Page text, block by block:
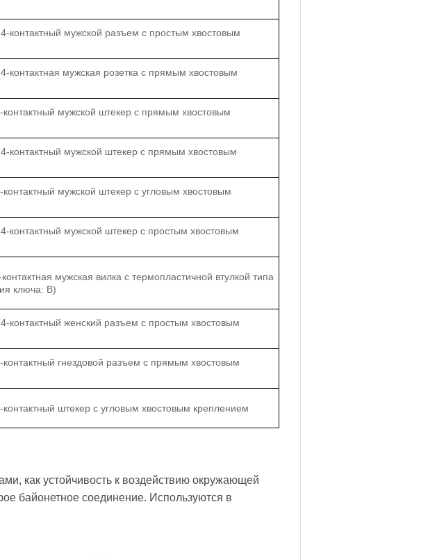
мужской разъем с простым хвостовым
мужская розетка с прямым хвостовым
мужской штекер с прямым хвостовым
мужской штекер с прямым хвостовым
мужской штекер с угловым хвостовым
мужской штекер с простым хвостовым
мужская вилка с термопластичной втулкой типа
ключа: B)
женский разъем с простым хвостовым
гнездовой разъем с прямым хвостовым
штекер с угловым хвостовым креплением
как устойчивость к воздействию окружающей
байонетное соединение. Используются в